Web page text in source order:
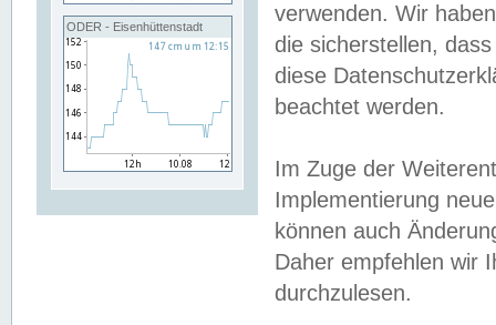
ODER - Eisenhüttenstadt
verwenden. Wir
die sicherstellen,
diese
beachtet werden.
Im Zuge der
Implementierung
können auch
Daher empfehlen wir
durchzulesen.